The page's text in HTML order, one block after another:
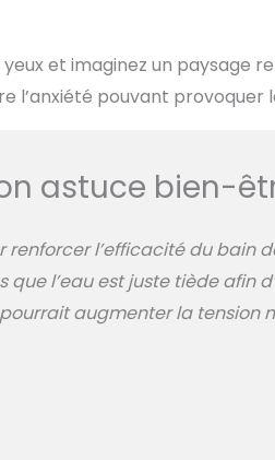
et imaginez un paysage
l’anxiété pouvant provoquer
astuce bien-
renforcer l’efficacité du bain
que l’eau est juste tiède afin
augmenter la tension